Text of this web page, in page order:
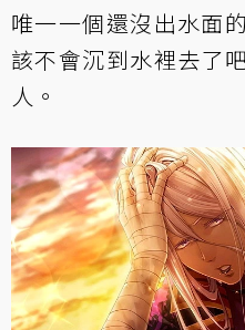
唯一一個還沒出水面
該不會沉到水裡去了
人。